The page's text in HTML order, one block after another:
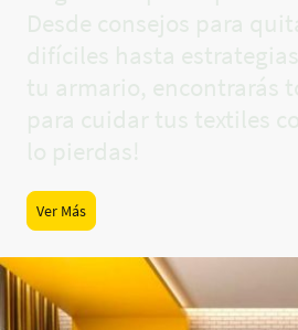
Ver Más